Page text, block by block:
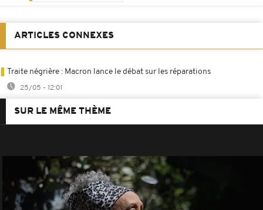
ARTICLES CONNEXES
Traite négrière : Macron lance le débat sur les réparations
25/05 - 12:01
SUR LE MÊME THÈME